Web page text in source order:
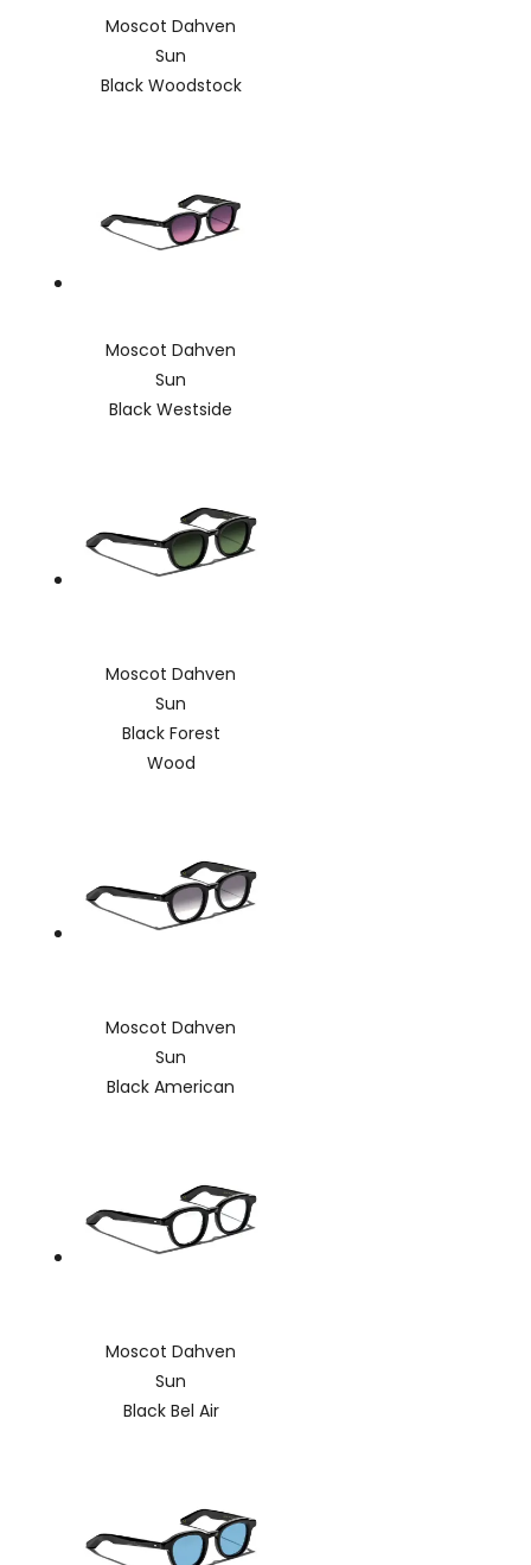
Moscot Dahven
Sun
Black Woodstock
Moscot Dahven
Sun
Black Westside
Moscot Dahven
Sun
Black Forest
Wood
Moscot Dahven
Sun
Black American
Moscot Dahven
Sun
Black Bel Air